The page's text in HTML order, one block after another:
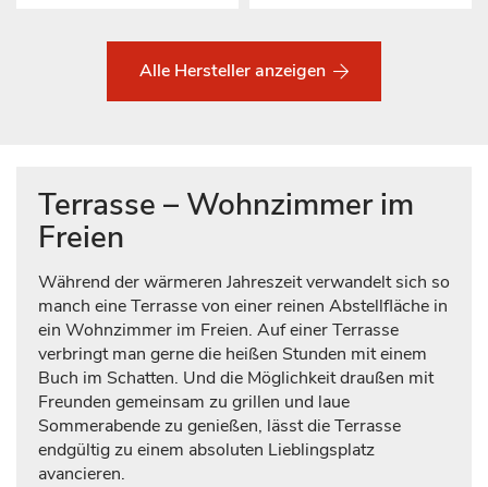
Alle Hersteller anzeigen
Terrasse – Wohnzimmer im
Freien
Während der wärmeren Jahreszeit verwandelt sich so
manch eine Terrasse von einer reinen Abstellfläche in
ein Wohnzimmer im Freien. Auf einer Terrasse
verbringt man gerne die heißen Stunden mit einem
Buch im Schatten. Und die Möglichkeit draußen mit
Freunden gemeinsam zu grillen und laue
Sommerabende zu genießen, lässt die Terrasse
endgültig zu einem absoluten Lieblingsplatz
avancieren.